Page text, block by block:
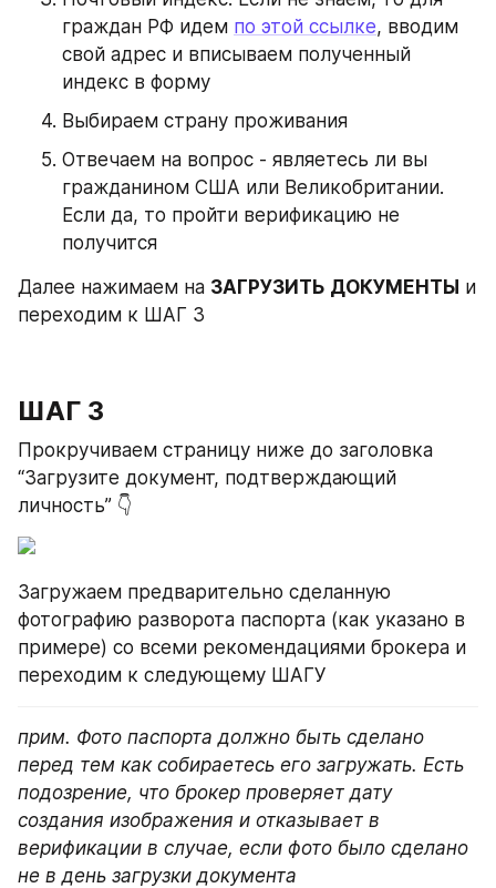
граждан РФ идем по этой ссылке, вводим
свой адрес и вписываем полученный
индекс в форму
Выбираем страну проживания
Отвечаем на вопрос - являетесь ли вы
гражданином США или Великобритании.
Если да, то пройти верификацию не
получится
Далее нажимаем на ЗАГРУЗИТЬ ДОКУМЕНТЫ и
переходим к ШАГ 3
ШАГ 3
Прокручиваем страницу ниже до заголовка
“Загрузите документ, подтверждающий
личность” 👇
Загружаем предварительно сделанную
фотографию разворота паспорта (как указано в
примере) со всеми рекомендациями брокера и
переходим к следующему ШАГУ
прим. Фото паспорта должно быть сделано
перед тем как собираетесь его загружать. Есть
подозрение, что брокер проверяет дату
создания изображения и отказывает в
верификации в случае, если фото было сделано
не в день загрузки документа